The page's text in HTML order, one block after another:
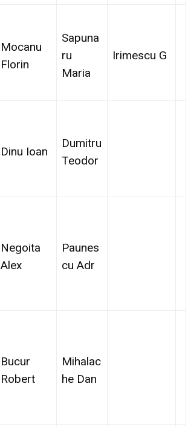
Mocanu
Florin
Sapuna
ru
Maria
Irimescu G
Dinu Ioan
Dumitru
Teodor
Negoita
Alex
Paunes
cu Adr
Bucur
Robert
Mihalac
he Dan